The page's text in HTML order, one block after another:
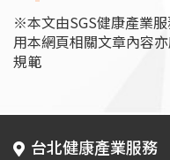
※本文由SGS健康產業
用本網頁相關文章內容
規範
台北健康產業服務